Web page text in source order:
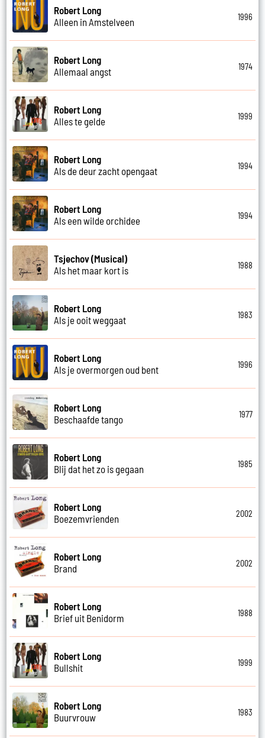
Robert Long
Alleen in Amstelveen
1996
Robert Long
Allemaal angst
1974
Robert Long
Alles te gelde
1999
Robert Long
Als de deur zacht opengaat
1994
Robert Long
Als een wilde orchidee
1994
Tsjechov (Musical)
Als het maar kort is
1988
Robert Long
Als je ooit weggaat
1983
Robert Long
Als je overmorgen oud bent
1996
Robert Long
Beschaafde tango
1977
Robert Long
Blij dat het zo is gegaan
1985
Robert Long
Boezemvrienden
2002
Robert Long
Brand
2002
Robert Long
Brief uit Benidorm
1988
Robert Long
Bullshit
1999
Robert Long
Buurvrouw
1983